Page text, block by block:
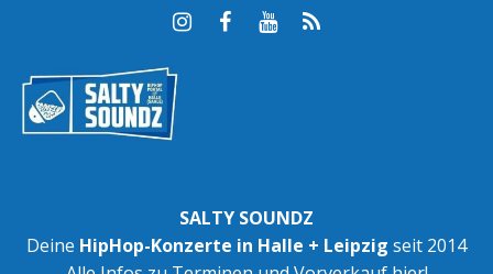
SALTY SOUNDZ
Deine HipHop-Konzerte in Halle + Leipzig seit 2014